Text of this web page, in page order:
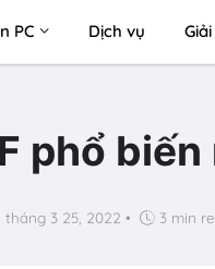
PC Dịch vụ
phổ
tháng 3 25, 2022 • 3 min